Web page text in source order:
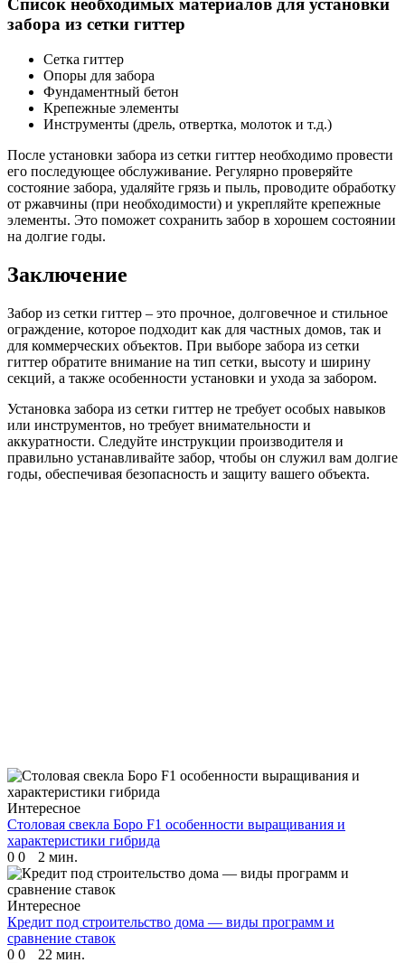
Список необходимых материалов для установки
забора из сетки гиттер
Сетка гиттер
Опоры для забора
Фундаментный бетон
Крепежные элементы
Инструменты (дрель, отвертка, молоток и т.д.)
После установки забора из сетки гиттер необходимо провести
его последующее обслуживание. Регулярно проверяйте
состояние забора, удаляйте грязь и пыль, проводите обработку
от ржавчины (при необходимости) и укрепляйте крепежные
элементы. Это поможет сохранить забор в хорошем состоянии
на долгие годы.
Заключение
Забор из сетки гиттер – это прочное, долговечное и стильное
ограждение, которое подходит как для частных домов, так и
для коммерческих объектов. При выборе забора из сетки
гиттер обратите внимание на тип сетки, высоту и ширину
секций, а также особенности установки и ухода за забором.
Установка забора из сетки гиттер не требует особых навыков
или инструментов, но требует внимательности и
аккуратности. Следуйте инструкции производителя и
правильно устанавливайте забор, чтобы он служил вам долгие
годы, обеспечивая безопасность и защиту вашего объекта.
Интересное
Столовая свекла Боро F1 особенности выращивания и
характеристики гибрида
0 0 2 мин.
Интересное
Кредит под строительство дома — виды программ и
сравнение ставок
0 0 22 мин.